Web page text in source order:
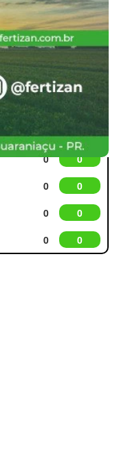
0 0
0 0
0 0
0 0